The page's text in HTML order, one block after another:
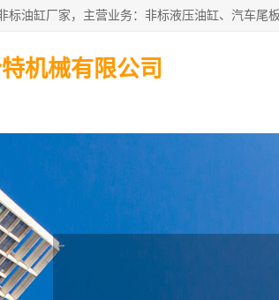
机械有限公司